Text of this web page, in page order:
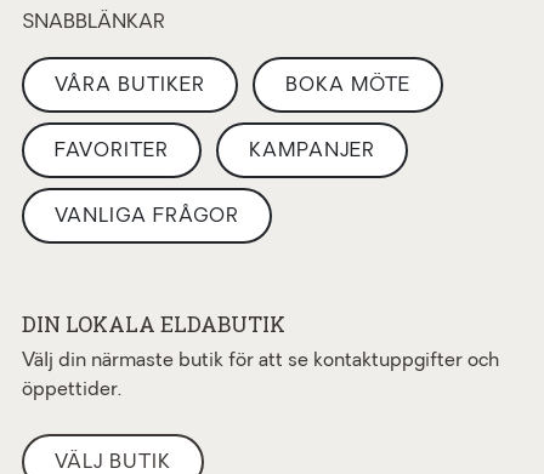
SNABBLÄNKAR
VÅRA BUTIKER BOKA MÖTE
FAVORITER KAMPANJER
VANLIGA FRÅGOR
DIN LOKALA ELDABUTIK
Välj din närmaste butik för att se kontaktuppgifter och
öppettider.
VÄLJ BUTIK